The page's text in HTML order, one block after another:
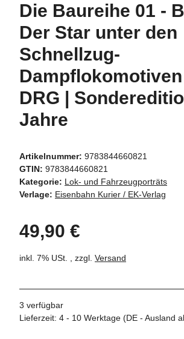
Die Baureihe 01 -
Der Star unter den
Schnellzug-
DRG |
Jahre
Artikelnummer: 9783844660821
GTIN: 9783844660821
Kategorie: Lok- und Fahrzeugporträts
Verlage: Eisenbahn Kurier / EK-Verlag
49,90 €
inkl. 7% USt. , zzgl. Versand
3 verfügbar
Lieferzeit: 4 - 10 Werktage (DE - Ausland